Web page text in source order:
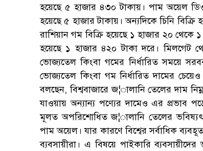
হয়েছে ৫ হাজার ৪৩০ টাকায়। পাম অয়েল
হয়েছে ৫ হাজার টাকায়। অন্যদিকে চিনি
রাশিয়ান গম বিক্রি হয়েছে ১ হাজার ২০
হয়েছে ১ হাজার ৪২০ টাকা দরে। মিলগেট
ভোজ্যতেল কিংবা গমের নির্ধারিত সময়ে
ভোজ্যতেল কিংবা গম নির্ধারিত দামের
বলছেন, বিশ্ববাজারে জ¦ালানি তেলের দাম
যাওয়ায় অন্যান্য পণ্যের দামেও এর প্রভাব
মূলত অপরিশোধিত জ¦ালানি তেলের ভবিষ্যৎ
পাম অয়েল। যার কারণে বিশ্বের সর্বাধিক
ব্যবসায়ীরা। এ বিষয়ে পাইকারি